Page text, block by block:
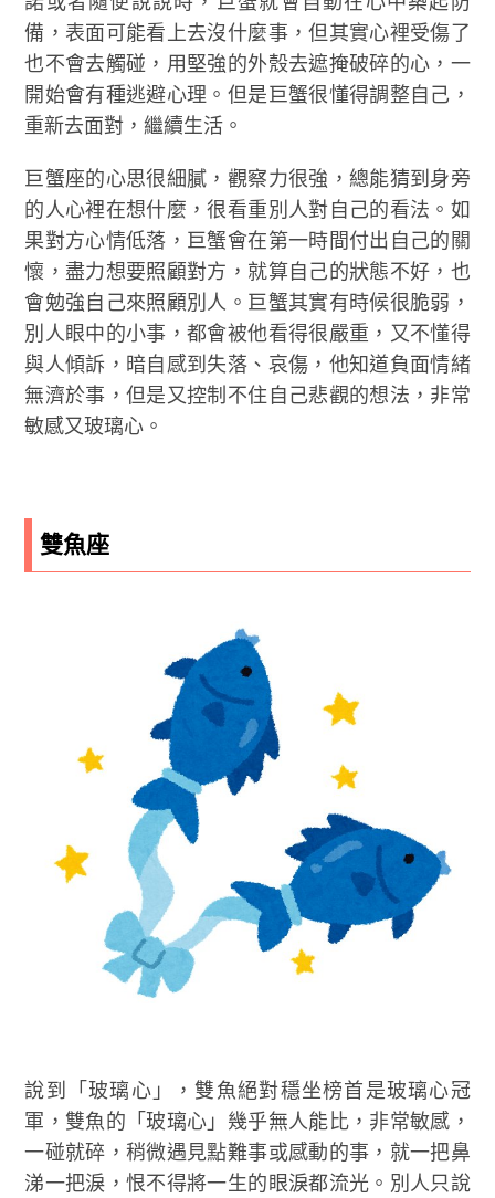
備，表面可能看上去沒什麼事，但其實心裡受傷了
也不會去觸碰，用堅強的外殼去遮掩破碎的心，一
開始會有種逃避心理。但是巨蟹很懂得調整自己，
重新去面對，繼續生活。
巨蟹座的心思很細膩，觀察力很強，總能猜到身旁
的人心裡在想什麼，很看重別人對自己的看法。如
果對方心情低落，巨蟹會在第一時間付出自己的關
懷，盡力想要照顧對方，就算自己的狀態不好，也
會勉強自己來照顧別人。巨蟹其實有時候很脆弱，
別人眼中的小事，都會被他看得很嚴重，又不懂得
與人傾訴，暗自感到失落、哀傷，他知道負面情緒
無濟於事，但是又控制不住自己悲觀的想法，非常
敏感又玻璃心。
雙魚座
說到「玻璃心」，雙魚絕對穩坐榜首是玻璃心冠
軍，雙魚的「玻璃心」幾乎無人能比，非常敏感，
一碰就碎，稍微遇見點難事或感動的事，就一把鼻
涕一把淚，恨不得將一生的眼淚都流光。別人只說